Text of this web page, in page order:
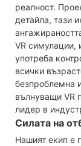
реалност.
детайла, тази
VR симулации,
употреба
всички
безпроблемна
вълнуващи VR
лидер в
Силата на
Нашият екип е